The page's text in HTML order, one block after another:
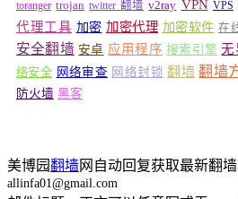
toranger trojan twitter 翻墙 v2ray VPN VPS
代理工具 加密 加密代理 加密软件 在
安全翻墙 安卓 应用程序 搜索引擎 无
络安全 网络审查 网络封锁 翻墙 翻墙
防火墙 黑客
美博园翻墙网自动回复获取最新翻墙
allinfa01@gmail.com